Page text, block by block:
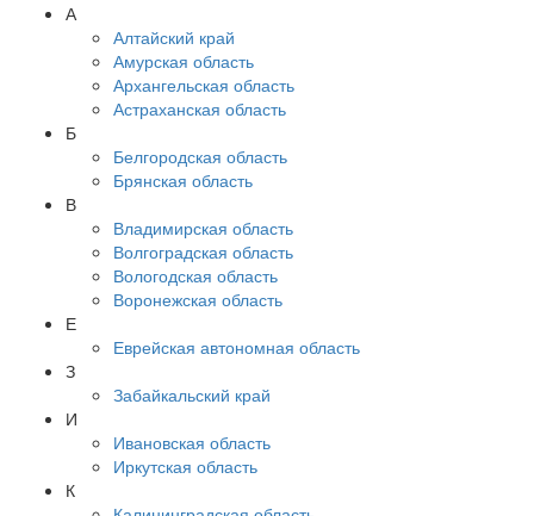
А
Алтайский край
Амурская область
Архангельская область
Астраханская область
Б
Белгородская область
Брянская область
В
Владимирская область
Волгоградская область
Вологодская область
Воронежская область
Е
Еврейская автономная область
З
Забайкальский край
И
Ивановская область
Иркутская область
К